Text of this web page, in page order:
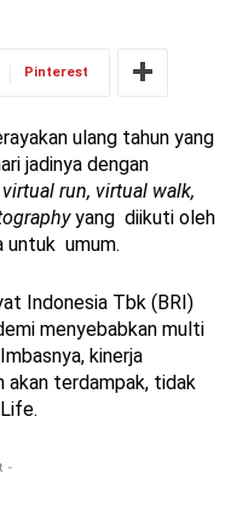
Pinterest
ulang tahun yang
jadinya dengan
virtual run, virtual walk,
yang diikuti oleh
untuk umum.
Indonesia Tbk (BRI)
menyebabkan multi
kinerja
akan terdampak, tidak
-